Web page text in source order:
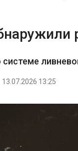
13.07.2026 13:25